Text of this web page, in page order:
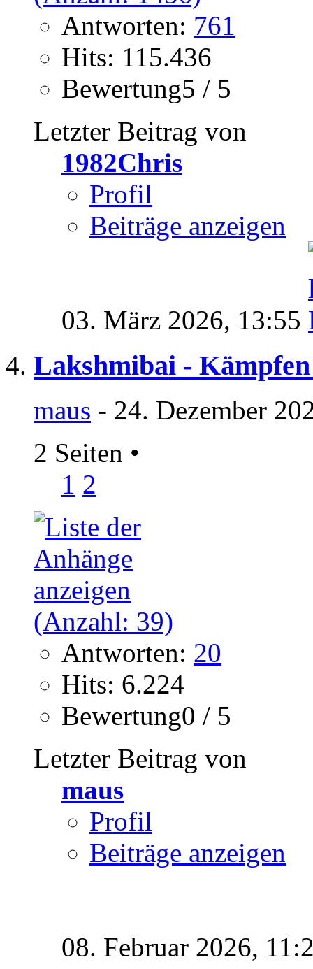
Antworten: 761
Hits: 115.436
Bewertung5 / 5
Letzter Beitrag von
1982Chris
Profil
Beiträge anzeigen
03. März 2026, 13:55
Lakshmibai -
maus - 24. Dezember
2 Seiten •
1 2
Antworten: 20
Hits: 6.224
Bewertung0 / 5
Letzter Beitrag von
maus
Profil
Beiträge anzeigen
08. Februar 2026,